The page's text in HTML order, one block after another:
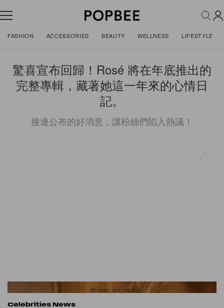
FASHION ACCESSORIES BEAUTY WELLNESS LIFESTYLE
驚喜宣布回歸！Rosé 將在年底推出的
完整專輯，藏著她這一年來的心情日
記。
接連公布的好消息，讓粉絲們陷入熱議！
@roses_are_rosie
Celebrities News